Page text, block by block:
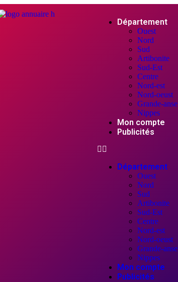
Département
Ouest
Nord
Sud
Artibonite
Sud-Est
Centre
Nord-est
Nord-oeust
Grande-anse
Nippes
Mon compte
Publicités
Département
Ouest
Nord
Sud
Artibonite
Sud-Est
Centre
Nord-est
Nord-oeust
Grande-anse
Nippes
Mon compte
Publicités